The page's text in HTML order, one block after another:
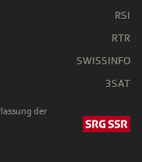
RSI
RTR
SWISSINFO
3SAT
der